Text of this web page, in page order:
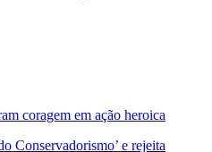
coragem em ação heroica
Conservadorismo’ e rejeita